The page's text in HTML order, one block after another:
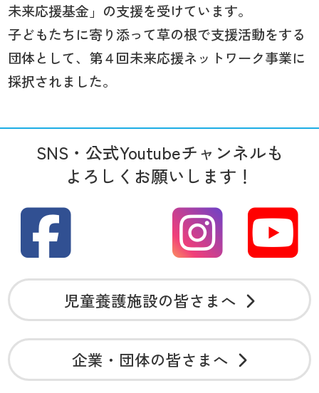
未来応援基金」の支援を受けています。
子どもたちに寄り添って草の根で支援活動をする
団体として、第４回未来応援ネットワーク事業に
採択されました。
SNS・公式Youtubeチャンネルも
よろしくお願いします！
児童養護施設の皆さまへ
企業・団体の皆さまへ